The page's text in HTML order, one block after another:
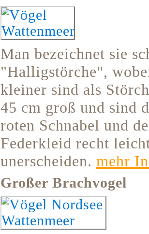
Man bezeichnet sie
"Halligstörche",
kleiner sind als
45 cm groß und sind
roten Schnabel und
Federkleid recht
unerscheiden. mehr
Großer Brachvogel